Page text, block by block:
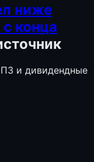
ниже
конца
и дивидендные